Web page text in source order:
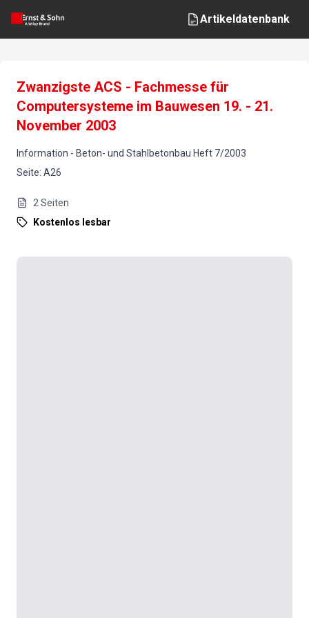
Artikeldatenbank
Zwanzigste ACS - Fachmesse für
Computersysteme im Bauwesen 19. - 21.
November 2003
Information - Beton- und Stahlbetonbau Heft 7/2003
Seite: A26
2 Seiten
Kostenlos lesbar